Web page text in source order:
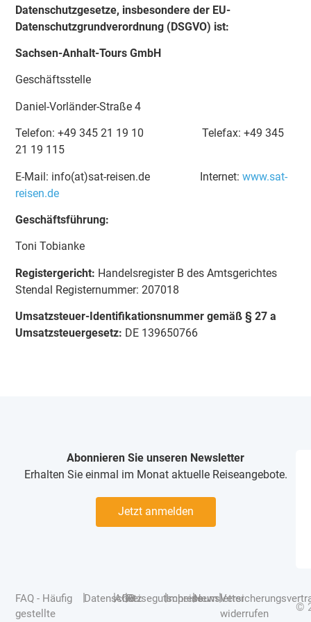
Datenschutzgesetze, insbesondere der EU-
Datenschutzgrundverordnung (DSGVO) ist:
Sachsen-Anhalt-Tours GmbH
Geschäftsstelle
Daniel-Vorländer-Straße 4
Telefon: +49 345 21 19 10 Telefax: +49 345
21 19 115
E-Mail: info(at)sat-reisen.de Internet:www.sat-
reisen.de
Geschäftsführung:
Toni Tobianke
Registergericht: Handelsregister B des Amtsgerichtes
Stendal Registernummer: 207018
Umsatzsteuer-Identifikationsnummer gemäß § 27 a
Umsatzsteuergesetz: DE 139650766
Abonnieren Sie unseren Newsletter
Erhalten Sie einmal im Monat aktuelle Reiseangebote.
Jetzt anmelden
FAQ - Häufig
gestellte
|Datenschutz
|AGB
|Reisegutscheine
|Impressum
|Newsletter
|
widerrufen
©